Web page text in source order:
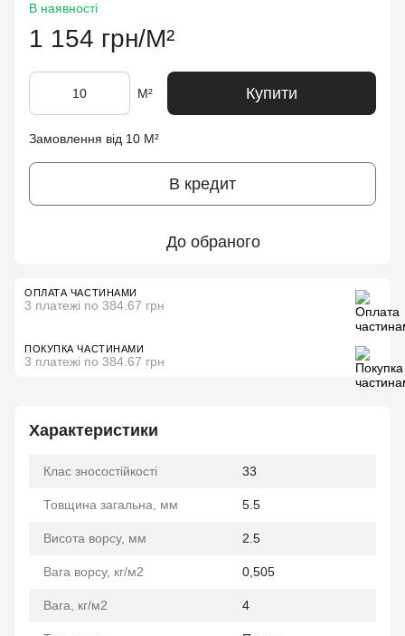
В наявності
1 154 грн/М²
М² Купити
Замовлення від 10 М²
В кредит
До обраного
ОПЛАТА ЧАСТИНАМИ
3 платежі по 384.67 грн
ПОКУПКА ЧАСТИНАМИ
3 платежі по 384.67 грн
Характеристики
Клас зносостійкості 33
Товщина загальна, мм 5.5
Висота ворсу, мм 2.5
Вага ворсу, кг/м2 0,505
Вага, кг/м2 4